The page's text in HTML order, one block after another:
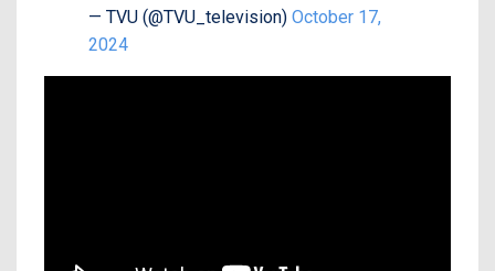
— TVU (@TVU_television) October 17,
2024